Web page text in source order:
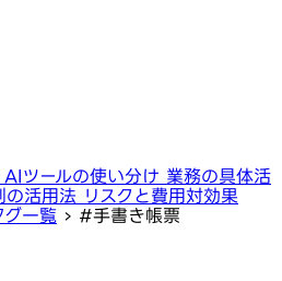
AIツールの使い分け 業務の具体活
の活用法 リスクと費用対効果
グ一覧 › #手書き帳票